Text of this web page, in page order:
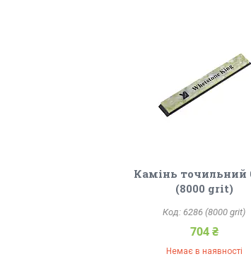
Камінь точильний
(8000 grit)
6286 (8000 grit)
704 ₴
Немає в наявності